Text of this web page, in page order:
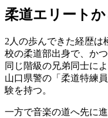
柔道エリート
2人の歩んできた経歴は
校の柔道部出身で、か
同じ階級の兄弟同士に
山口県警の「柔道特練
験を持つ。
一方で音楽の道へ先に